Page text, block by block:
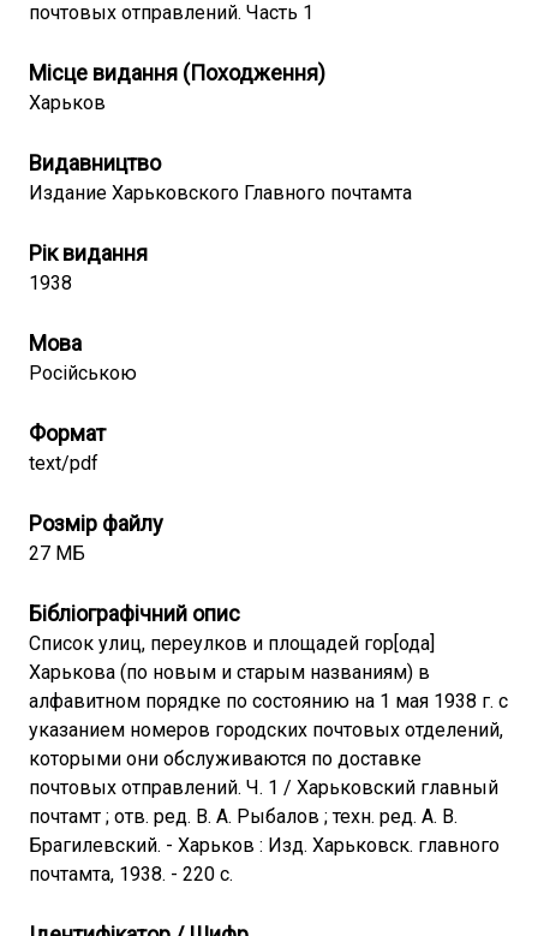
почтовых отправлений. Часть 1
Місце видання (Походження)
Харьков
Видавництво
Издание Харьковского Главного почтамта
Рік видання
1938
Мова
Російською
Формат
text/pdf
Розмір файлу
27 МБ
Бібліографічний опис
Список улиц, переулков и площадей гор[ода]
Харькова (по новым и старым названиям) в
алфавитном порядке по состоянию на 1 мая 1938 г. с
указанием номеров городских почтовых отделений,
которыми они обслуживаются по доставке
почтовых отправлений. Ч. 1 / Харьковский главный
почтамт ; отв. ред. В. А. Рыбалов ; техн. ред. А. В.
Брагилевский. - Харьков : Изд. Харьковск. главного
почтамта, 1938. - 220 с.